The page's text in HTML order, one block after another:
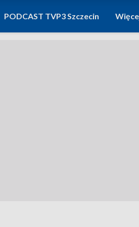
PODCAST TVP3 Szczecin